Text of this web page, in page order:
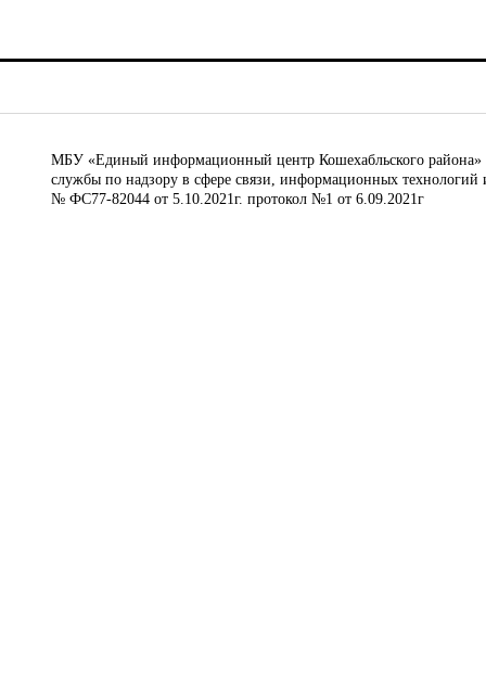
МБУ «Единый информационный центр Кошехабльского района»
службы по надзору в сфере связи, информационных
№ ФС77-82044 от 5.10.2021г. протокол №1 от 6.09.2021г